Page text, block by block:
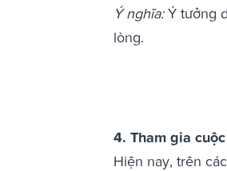
Ý nghĩa:Ý tưởng
lòng.
4. Tham gia
Hiện nay, trên